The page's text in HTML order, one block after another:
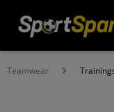
Teamwear